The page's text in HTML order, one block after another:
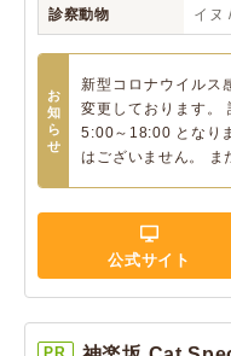
診察動物 イヌ
お
知
ら
せ
新型コロナウイルス
変更しております。
5:00～18:00 となり
はございません。 ま
公式サイト
PR